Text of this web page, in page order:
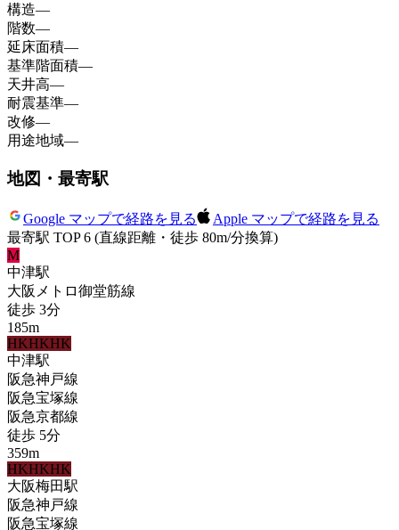
構造—
階数—
延床面積—
基準階面積—
天井高—
耐震基準—
改修—
用途地域—
地図・最寄駅
Google マップで経路を見る
Apple マップで経路を見る
最寄駅 TOP 6 (直線距離・徒歩 80m/分換算)
M
中津駅
大阪メトロ御堂筋線
徒歩 3分
185m
HKHKHK
中津駅
阪急神戸線
阪急宝塚線
阪急京都線
徒歩 5分
359m
HKHKHK
大阪梅田駅
阪急神戸線
阪急宝塚線